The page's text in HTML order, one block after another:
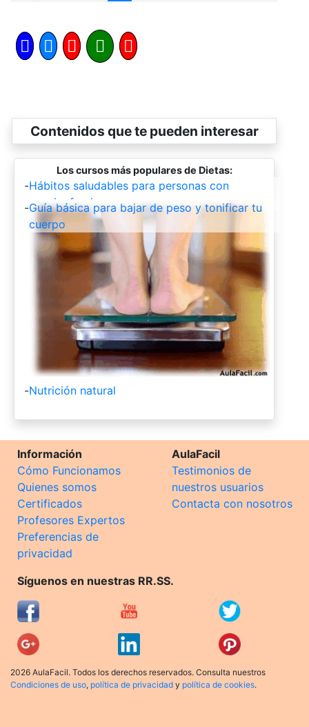
Contenidos que te pueden interesar
Los cursos más populares de Dietas:
-Hábitos saludables para personas con
esquizofrenia.
-Guía básica para bajar de peso y tonificar tu
cuerpo
-Nutrición natural
Información
Cómo Funcionamos
Quienes somos
Certificados
Profesores Expertos
Preferencias de
privacidad
AulaFacil
Testimonios de
nuestros usuarios
Contacta con nosotros
Síguenos en nuestras RR.SS.
2026 AulaFacil. Todos los derechos reservados. Consulta nuestros
Condiciones de uso, política de privacidad y política de cookies.